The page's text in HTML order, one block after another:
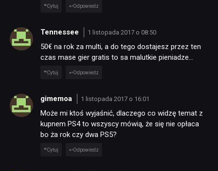
Cytuj Odpowiedz
Tennessee 1 listopada 2017 o 08:50
50€ na rok za multi, a do tego dostajesz przez ten
czas mase gier gratis to sa malutkie pieniadze…
Cytuj Odpowiedz
gimemoa 1 listopada 2017 o 16:01
Może mi ktoś wyjaśnić, dlaczego co widzę temat z
kupnem PS4 to wszyscy mówią, że się nie opłaca
bo ża rok czy dwa PS5?
Cytuj Odpowiedz